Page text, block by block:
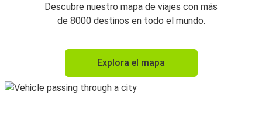
Descubre nuestro mapa de viajes con más
de 8000 destinos en todo el mundo.
Explora el mapa